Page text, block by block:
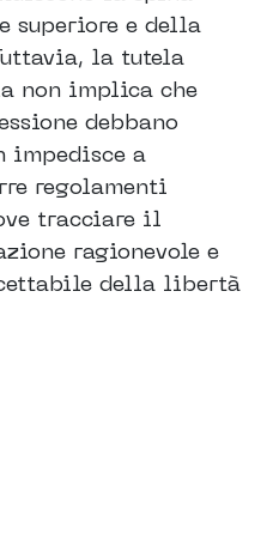
superiore e della
la tutela
non implica che
debbano
impedisce a
regolamenti
tracciare il
ragionevole e
della libertà